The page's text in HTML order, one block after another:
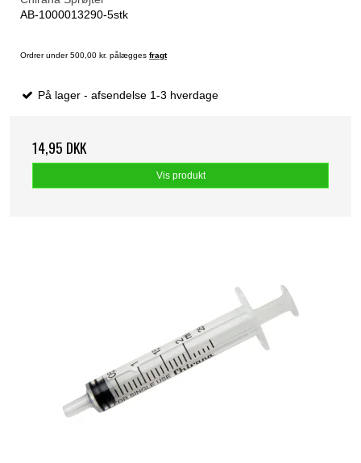
AB-1000013290-5stk
Ordrer under 500,00 kr. pålægges fragt
På lager - afsendelse 1-3 hverdage
14,95 DKK
Vis produkt